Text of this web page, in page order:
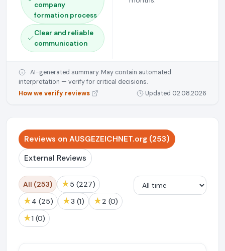
company
formation process
Clear and reliable
communication
AI-generated summary. May contain automated
interpretation — verify for critical decisions.
How we verify reviews
Updated 02.08.2026
Reviews on AUSGEZEICHNET.org (253)
External Reviews
All (253) ★ 5 (227)
★ 4 (25) ★ 3 (1) ★ 2 (0)
★ 1 (0)